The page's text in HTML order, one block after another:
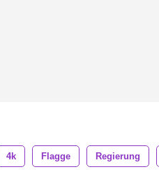
4k Flagge Regierung